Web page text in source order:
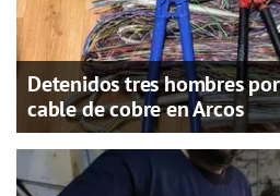
Detenidos tres hombres
cable de cobre en Arcos